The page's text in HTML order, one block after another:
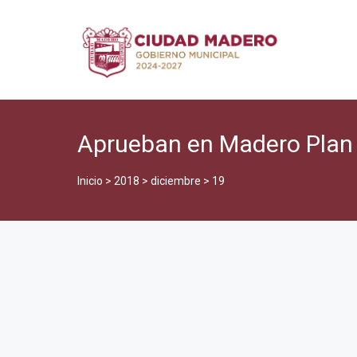
Aprueban en Madero
Inicio > 2018 > diciembre > 19